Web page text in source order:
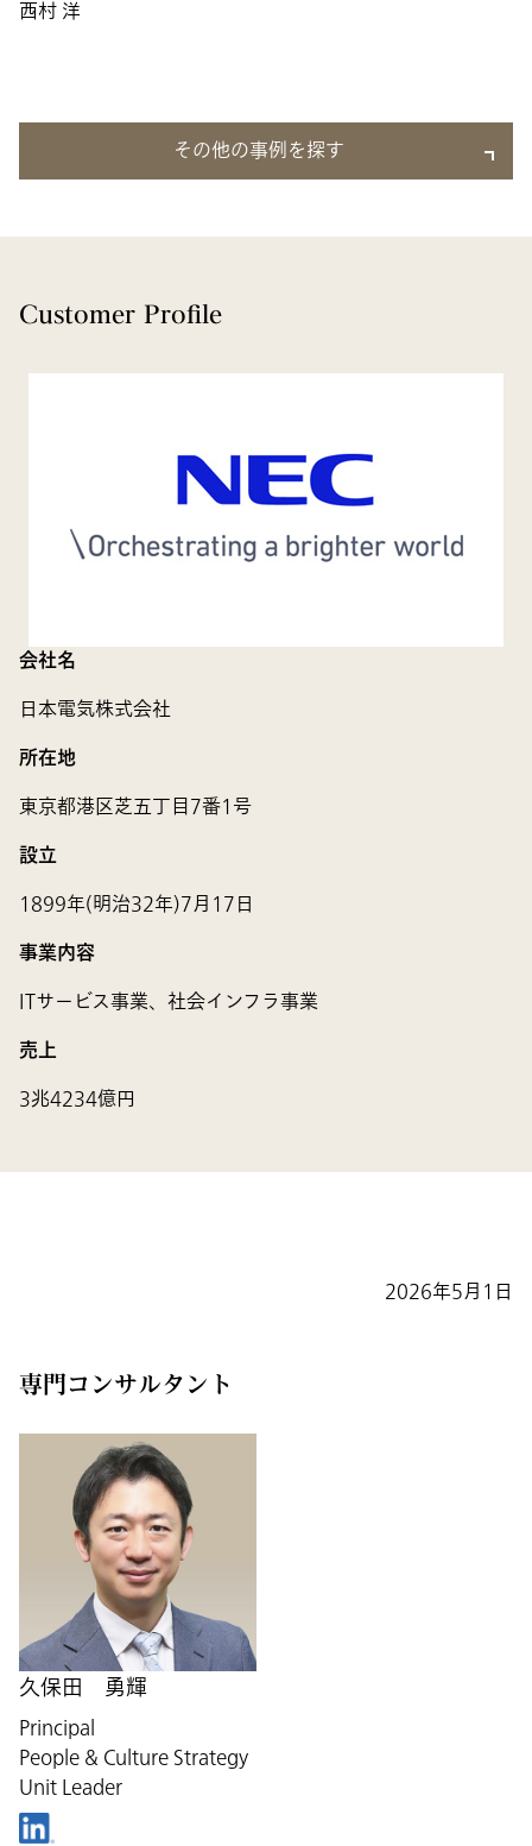
西村 洋
その他の事例を探す
Customer Profile
会社名
日本電気株式会社
所在地
東京都港区芝五丁目7番1号
設立
1899年(明治32年)7月17日
事業内容
ITサービス事業、社会インフラ事業
売上
3兆4234億円
2026年5月1日
専門コンサルタント
久保田 勇輝
Principal
People & Culture Strategy
Unit Leader